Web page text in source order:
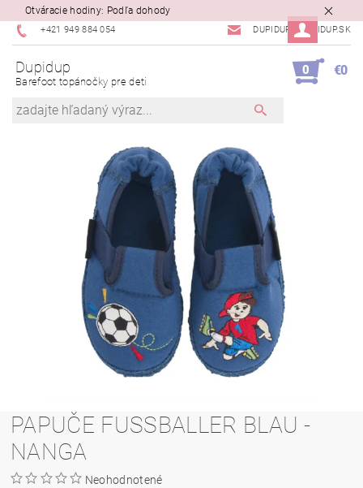
Otváracie hodiny: Podľa dohody
+421 949 884 054 DUPIDUP@DUPIDUP.SK
Dupidup
Barefoot topánočky pre deti
0 €0
PAPUČE FUSSBALLER BLAU -
NANGA
Neohodnotené